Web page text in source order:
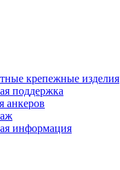
крепежные изделия
поддержка
анкеров
информация